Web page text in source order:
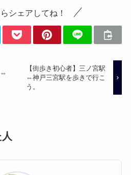
シェアしてね！
⇔
【街歩き初心者】三ノ宮駅
⇔神戸三宮駅を歩きで行こ
う。